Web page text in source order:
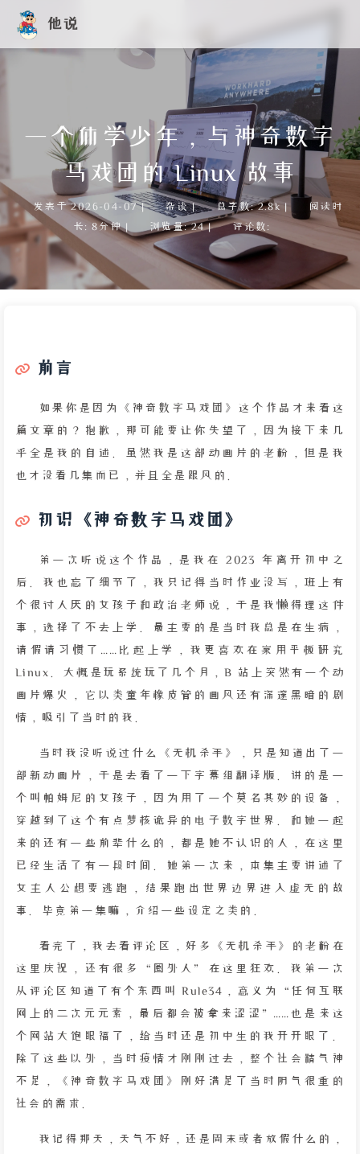
他说
一个休学少年，与神奇数字
马戏团的 Linux 故事
发表于 2026-04-07 | 杂谈 | 总字数: 2.8k |
阅读时
长: 8分钟 | 浏览量: 24 | 评论数:
前言
如果你是因为《神奇数字马戏团》这个作品才来看这
篇文章的？抱歉，那可能要让你失望了，因为接下来几
乎全是我的自述。虽然我是这部动画片的老粉，但是我
也才没看几集而已，并且全是跟风的。
初识《神奇数字马戏团》
第一次听说这个作品，是我在 2023 年离开初中之
后。我也忘了细节了，我只记得当时作业没写，班上有
个很讨人厌的女孩子和政治老师说，于是我懒得理这件
事，选择了不去上学。最主要的是当时我总是在生病，
请假请习惯了……比起上学，我更喜欢在家用平板研究
Linux。大概是玩系统玩了几个月，B 站上突然有一个动
画片爆火，它以类童年橡皮管的画风还有深邃黑暗的剧
情，吸引了当时的我。
当时我没听说过什么《无机杀手》，只是知道出了一
部新动画片，于是去看了一下字幕组翻译版。讲的是一
个叫帕姆尼的女孩子，因为用了一个莫名其妙的设备，
穿越到了这个有点梦核诡异的电子数字世界。和她一起
来的还有一些前辈什么的，都是她不认识的人，在这里
已经生活了有一段时间。她第一次来，本集主要讲述了
女主人公想要逃跑，结果跑出世界边界进入虚无的故
事。毕竟第一集嘛，介绍一些设定之类的。
看完了，我去看评论区，好多《无机杀手》的老粉在
这里庆祝，还有很多“圈外人”在这里狂欢。我第一次
从评论区知道了有个东西叫 Rule34，意义为“任何互联
网上的二次元元素，最后都会被拿来涩涩”……也是来这
个网站大饱眼福了，给当时还是初中生的我开开眼了。
除了这些以外，当时疫情才刚刚过去，整个社会精气神
不足，《神奇数字马戏团》刚好满足了当时阴气很重的
社会的需求。
我记得那天，天气不好，还是周末或者放假什么的，